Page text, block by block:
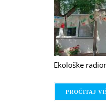
Ekološke
PROČITAJ